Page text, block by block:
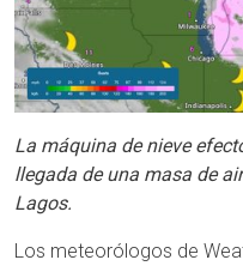
La máquina de nieve
llegada de una masa de
Lagos.
Los meteorólogos de